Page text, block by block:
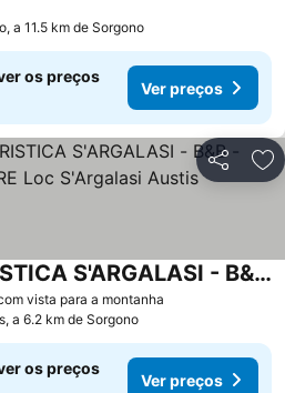
a 11.5 km de Sorgono
os preços
Ver preços
Partilhar
vista para a montanha
AZIENDA AGRITURISTICA S'ARGALASI - B&B - AFFITTACAMERE Loc S'Argalasi Austis
a 6.2 km de Sorgono
os preços
Ver preços